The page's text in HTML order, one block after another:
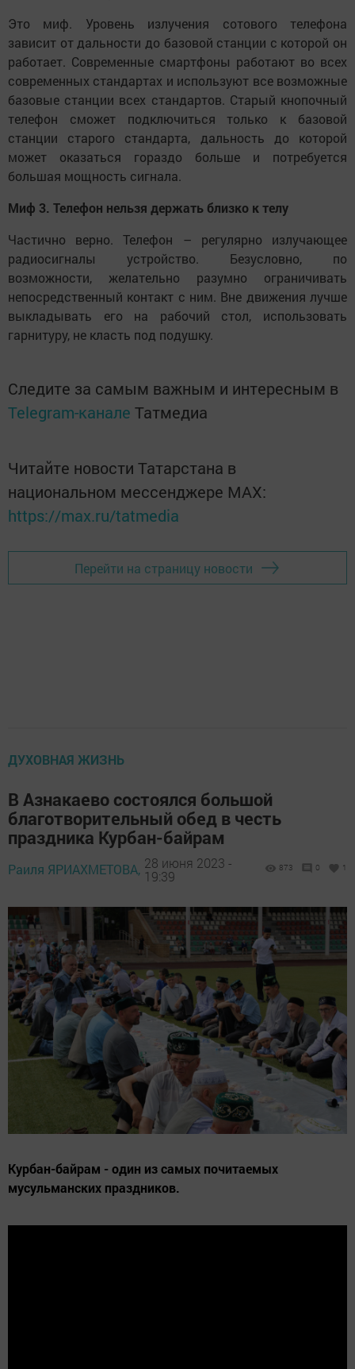
Это миф. Уровень излучения сотового телефона
зависит от дальности до базовой станции с которой он
работает. Современные смартфоны работают во всех
современных стандартах и используют все возможные
базовые станции всех стандартов. Старый кнопочный
телефон сможет подключиться только к базовой
станции старого стандарта, дальность до которой
может оказаться гораздо больше и потребуется
большая мощность сигнала.
Миф 3. Телефон нельзя держать близко к телу
Частично верно. Телефон – регулярно излучающее
радиосигналы устройство. Безусловно, по
возможности, желательно разумно ограничивать
непосредственный контакт с ним. Вне движения лучше
выкладывать его на рабочий стол, использовать
гарнитуру, не класть под подушку.
Следите за самым важным и интересным в
Telegram-канале Татмедиа
Читайте новости Татарстана в
национальном мессенджере MАХ:
https://max.ru/tatmedia
Перейти на страницу новости
ДУХОВНАЯ ЖИЗНЬ
В Азнакаево состоялся большой
благотворительный обед в честь
праздника Курбан-байрам
Раиля ЯРИАХМЕТОВА, 28 июня 2023 -
19:39
873 0 1
Курбан-байрам - один из самых почитаемых
мусульманских праздников.